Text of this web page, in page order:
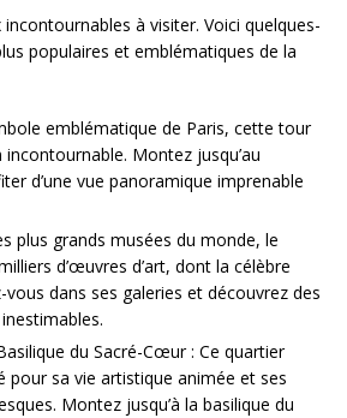
à visiter. Voici quelques-
populaires et emblématiques de la
emblématique de Paris, cette tour
Montez jusqu’au
d’une vue panoramique imprenable
plus grands musées du monde, le
d’œuvres d’art, dont la célèbre
vous dans ses galeries et découvrez des
du Sacré-Cœur : Ce quartier
pour sa vie artistique animée et ses
Montez jusqu’à la basilique du